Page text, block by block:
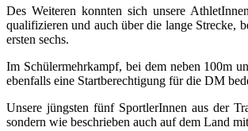
Des Weiteren konnten sich unsere
qualifizieren und auch über die lange Strecke,
ersten sechs.
Im Schülermehrkampf, bei dem neben 100m
ebenfalls eine Startberechtigung für die DM
Unsere jüngsten fünf SportlerInnen aus der
sondern wie beschrieben auch auf dem Land